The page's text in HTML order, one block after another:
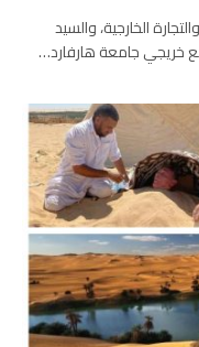
الخارجية، والسيد
خريجي جامعة هارفارد…